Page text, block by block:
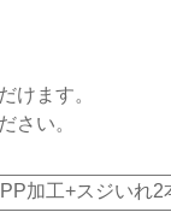
けます。
さい。